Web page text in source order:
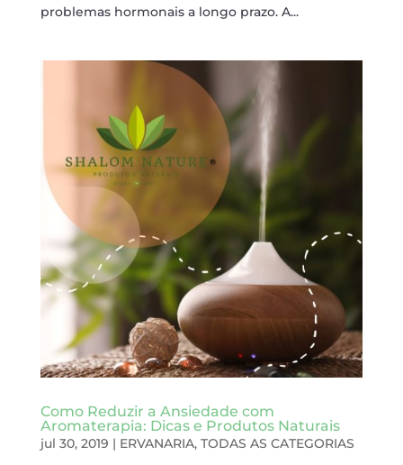
problemas hormonais a longo prazo. A...
Como Reduzir a Ansiedade com
Aromaterapia: Dicas e Produtos Naturais
jul 30, 2019 | ERVANARIA, TODAS AS CATEGORIAS